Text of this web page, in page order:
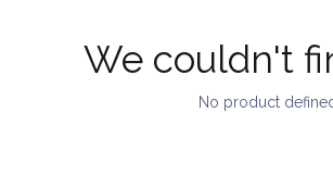
We couldn't
No product